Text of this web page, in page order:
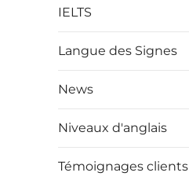
IELTS
Langue des Signes
News
Niveaux d'anglais
Témoignages clients